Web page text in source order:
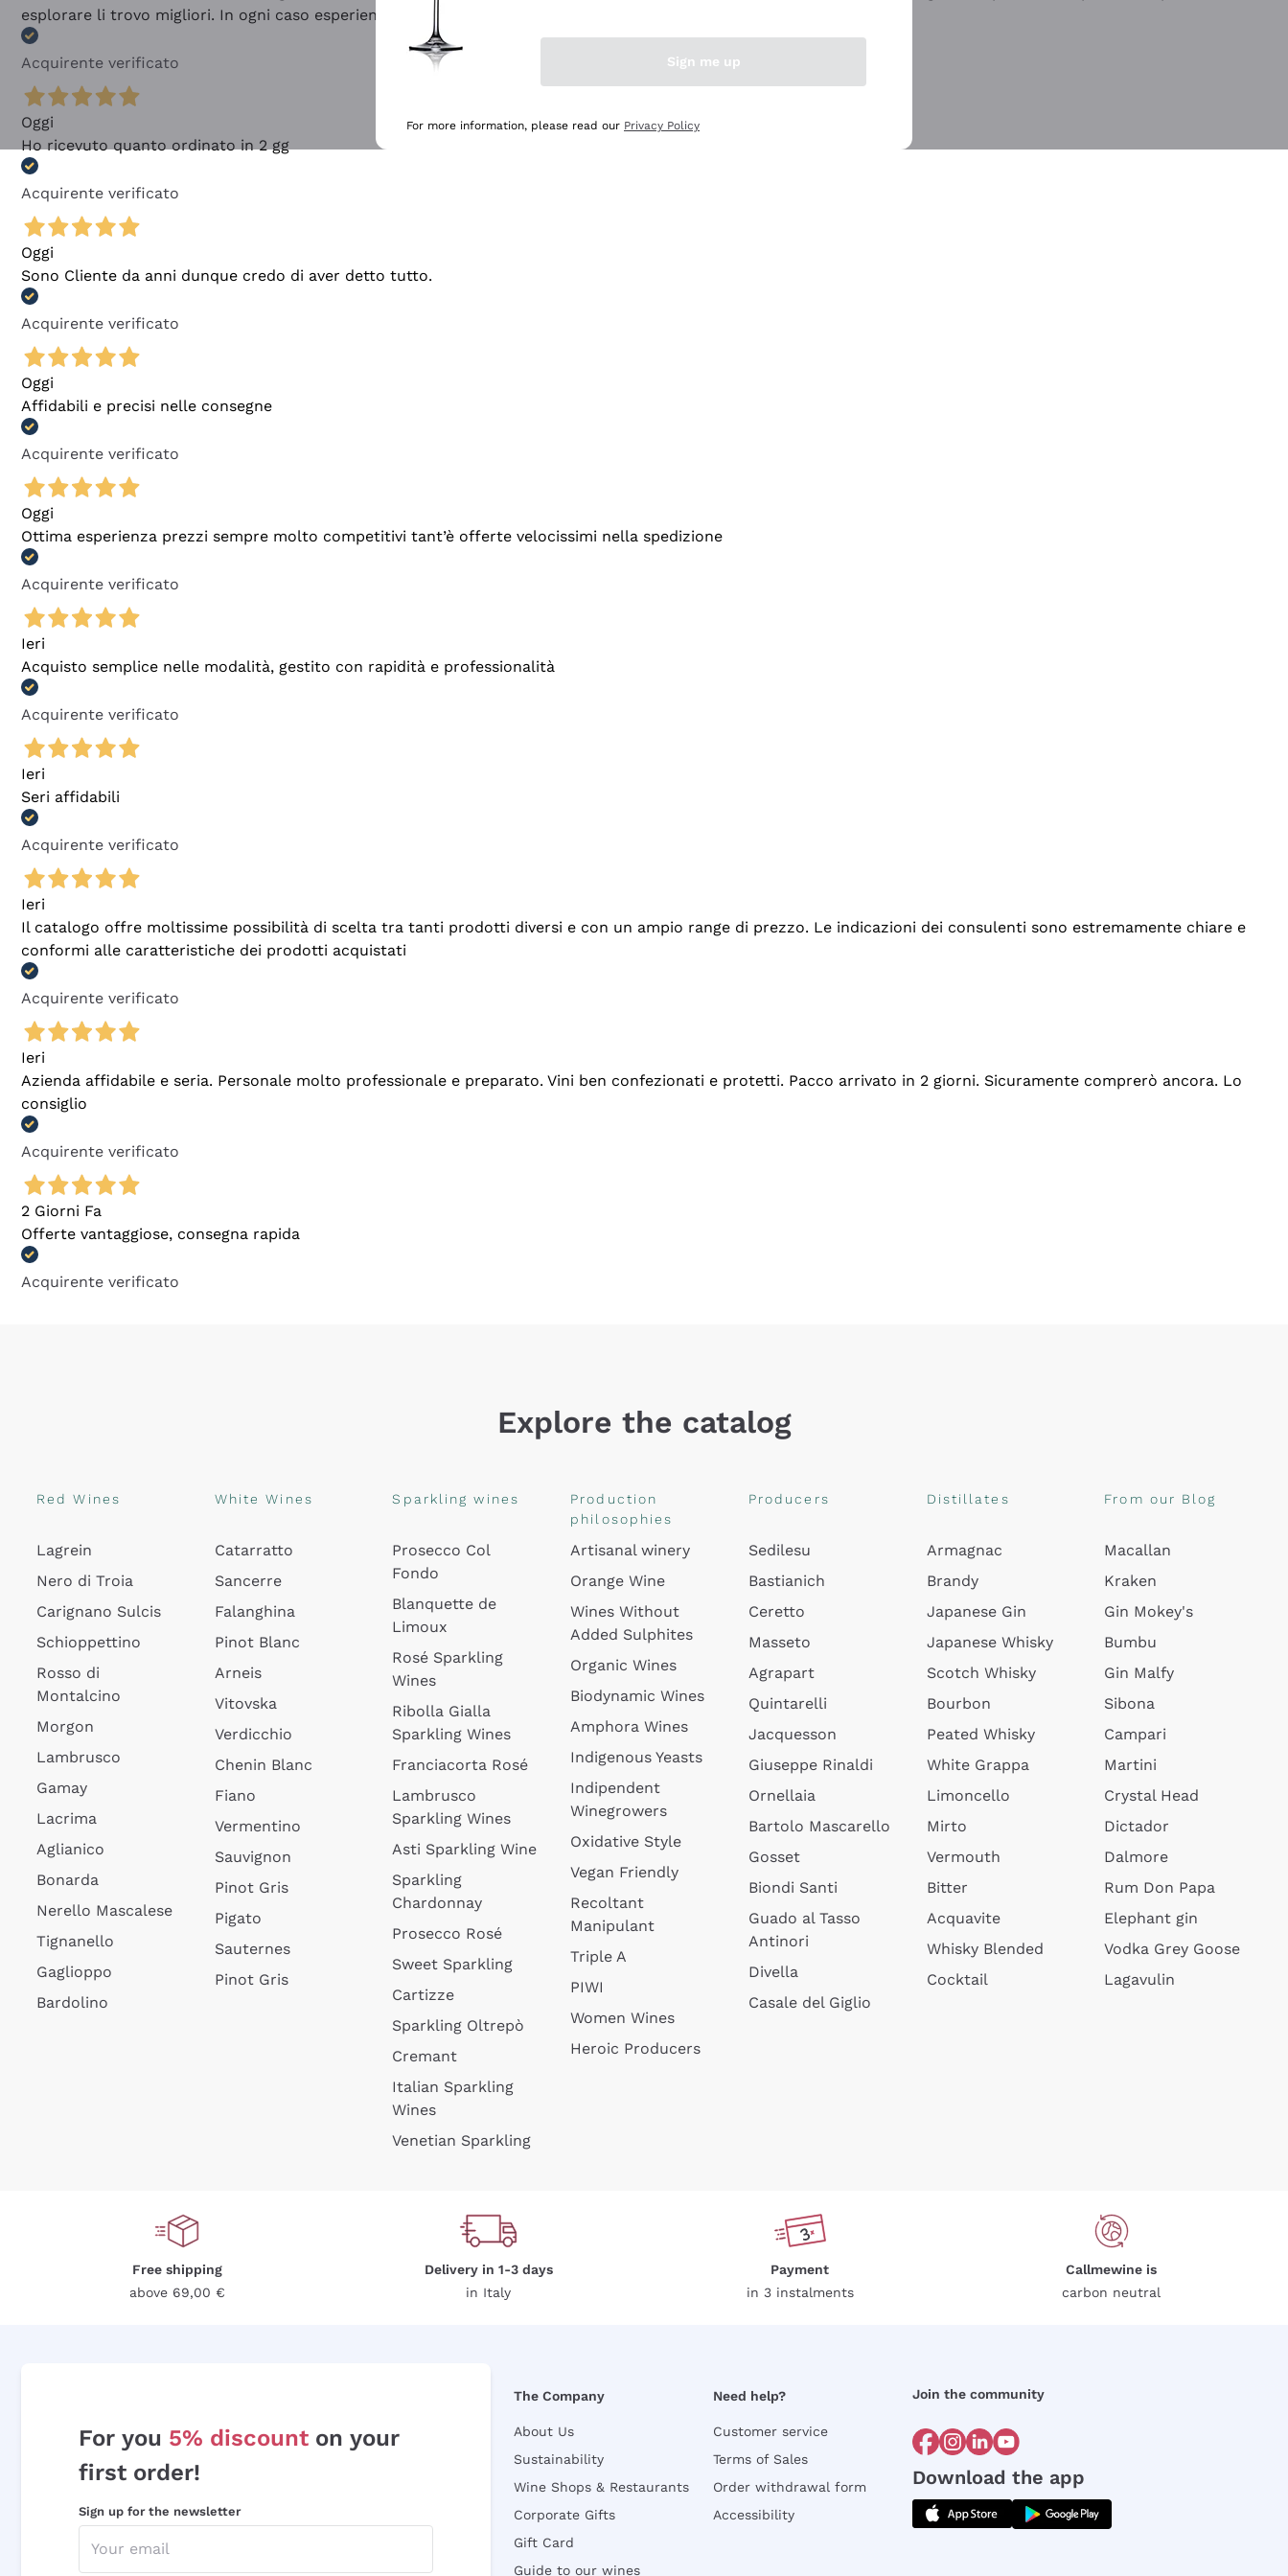
esplorare li trovo migliori. In ogni caso esperienza buona e lo consiglio! 👍
Acquirente verificato
Oggi
Ho ricevuto quanto ordinato in 2 gg
Acquirente verificato
Oggi
Sono Cliente da anni dunque credo di aver detto tutto.
Acquirente verificato
Oggi
Affidabili e precisi nelle consegne
Acquirente verificato
Oggi
Ottima esperienza prezzi sempre molto competitivi tant’è offerte velocissimi nella spedizione
Acquirente verificato
Ieri
Acquisto semplice nelle modalità, gestito con rapidità e professionalità
Acquirente verificato
Ieri
Seri affidabili
Acquirente verificato
Ieri
Il catalogo offre moltissime possibilità di scelta tra tanti prodotti diversi e con un ampio range di prezzo. Le indicazioni dei consulenti sono estremamente chiare e
conformi alle caratteristiche dei prodotti acquistati
Acquirente verificato
Ieri
Azienda affidabile e seria. Personale molto professionale e preparato. Vini ben confezionati e protetti. Pacco arrivato in 2 giorni. Sicuramente comprerò ancora. Lo
consiglio
Acquirente verificato
2 Giorni Fa
Offerte vantaggiose, consegna rapida
Acquirente verificato
Explore the catalog
Red Wines
Lagrein
Nero di Troia
Carignano Sulcis
Schioppettino
Rosso di
Montalcino
Morgon
Lambrusco
Gamay
Lacrima
Aglianico
Bonarda
Nerello Mascalese
Tignanello
Gaglioppo
Bardolino
White Wines
Catarratto
Sancerre
Falanghina
Pinot Blanc
Arneis
Vitovska
Verdicchio
Chenin Blanc
Fiano
Vermentino
Sauvignon
Pinot Gris
Pigato
Sauternes
Pinot Gris
Sparkling wines
Prosecco Col
Fondo
Blanquette de
Limoux
Rosé Sparkling
Wines
Ribolla Gialla
Sparkling Wines
Franciacorta Rosé
Lambrusco
Sparkling Wines
Asti Sparkling Wine
Sparkling
Chardonnay
Prosecco Rosé
Sweet Sparkling
Cartizze
Sparkling Oltrepò
Cremant
Italian Sparkling
Wines
Venetian Sparkling
Production
philosophies
Artisanal winery
Orange Wine
Wines Without
Added Sulphites
Organic Wines
Biodynamic Wines
Amphora Wines
Indigenous Yeasts
Indipendent
Winegrowers
Oxidative Style
Vegan Friendly
Recoltant
Manipulant
Triple A
PIWI
Women Wines
Heroic Producers
Producers
Sedilesu
Bastianich
Ceretto
Masseto
Agrapart
Quintarelli
Jacquesson
Giuseppe Rinaldi
Ornellaia
Bartolo Mascarello
Gosset
Biondi Santi
Guado al Tasso
Antinori
Divella
Casale del Giglio
Distillates
Armagnac
Brandy
Japanese Gin
Japanese Whisky
Scotch Whisky
Bourbon
Peated Whisky
White Grappa
Limoncello
Mirto
Vermouth
Bitter
Acquavite
Whisky Blended
Cocktail
From our Blog
Macallan
Kraken
Gin Mokey's
Bumbu
Gin Malfy
Sibona
Campari
Martini
Crystal Head
Dictador
Dalmore
Rum Don Papa
Elephant gin
Vodka Grey Goose
Lagavulin
Free shipping
above 69,00 €
Delivery in 1-3 days
in Italy
Payment
in 3 instalments
Callmewine is
carbon neutral
For you 5% discount on your
first order!
Sign up for the newsletter
The Company
About Us
Sustainability
Wine Shops & Restaurants
Corporate Gifts
Gift Card
Guide to our wines
Need help?
Customer service
Terms of Sales
Order withdrawal form
Accessibility
Join the community
Download the app
Sign me up
For more information, please read our Privacy Policy